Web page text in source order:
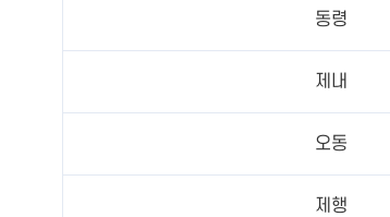
동령
제내
오동
제행